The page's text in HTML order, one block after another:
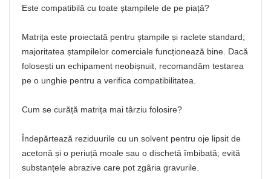
Este compatibilă cu toate ștampilele de pe piață?
Matrița este proiectată pentru ștampile și raclete standard;
majoritatea ștampilelor comerciale funcționează bine. Dacă
folosești un echipament neobișnuit, recomandăm testarea
pe o unghie pentru a verifica compatibilitatea.
Cum se curăță matrița mai târziu folosire?
Îndepărtează reziduurile cu un solvent pentru oje lipsit de
acetonă și o periuță moale sau o dischetă îmbibată; evită
substanțele abrazive care pot zgâria gravurile.